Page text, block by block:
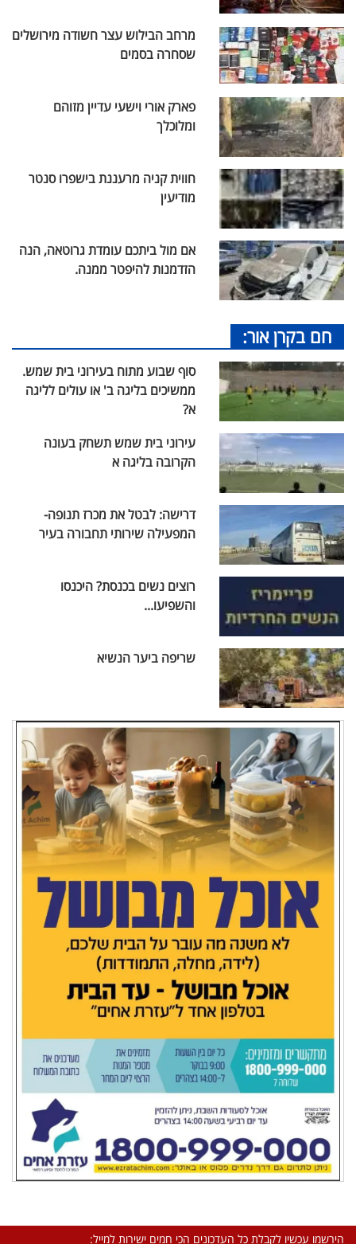
מרחב הבילוש עצר חשודה מירושלים
שסחרה בסמים
פארק אורי וישעי עדיין מזוהם
ומלוכלך
חווית קניה מרעננת בישפרו סנטר
מודיעין
אם מול ביתכם עומדת גרוטאה, הנה
הזדמנות להיפטר ממנה.
חם בקרן אור:
סוף שבוע מתוח בעירוני בית שמש.
ממשיכים בליגה ב' או עולים לליגה
א?
עירוני בית שמש תשחק בעונה
הקרובה בליגה א
דרישה: לבטל את מכרז תנופה-
המפעילה שירותי תחבורה בעיר
רוצים נשים בכנסת? היכנסו
והשפיעו...
שריפה ביער הנשיא
הירשמו עכשיו לקבלת כל העדכונים הכי חמים ישירות למייל: